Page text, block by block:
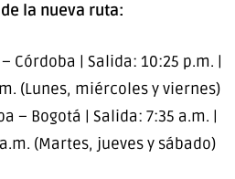
la nueva ruta:
Córdoba | Salida: 10:25 p.m. |
(Lunes, miércoles y viernes)
– Bogotá | Salida: 7:35 a.m. |
(Martes, jueves y sábado)